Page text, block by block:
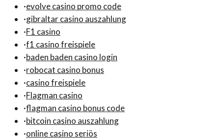
·evolve casino promo code
·gibraltar casino auszahlung
·F1 casino
·f1 casino freispiele
·baden baden casino login
·robocat casino bonus
·casino freispiele
·Flagman casino
·flagman casino bonus code
·bitcoin casino auszahlung
·online casino seriös